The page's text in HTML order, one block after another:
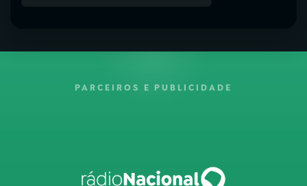
PARCEIROS E PUBLICIDADE